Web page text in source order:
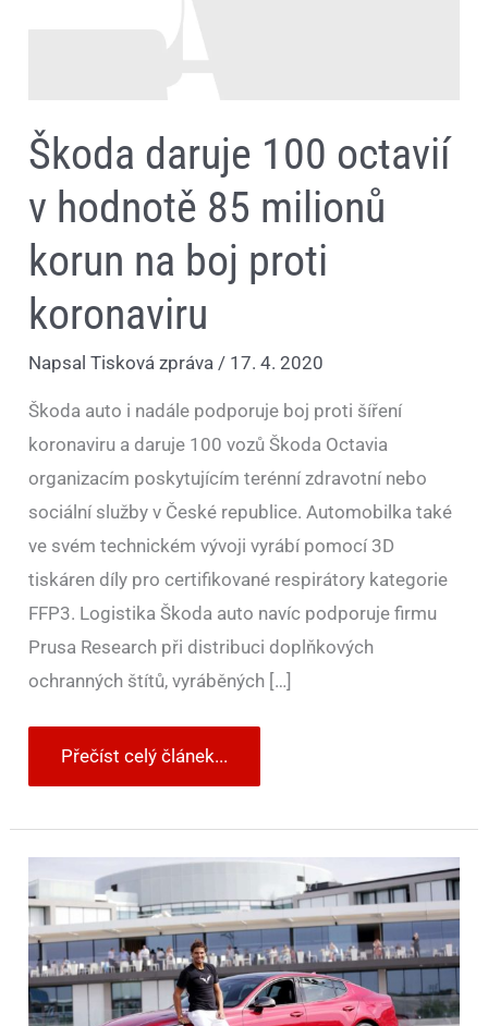
Škoda daruje 100 octavií
v hodnotě 85 milionů
korun na boj proti
koronaviru
NapsalTisková zpráva/ 17. 4. 2020
Škoda auto i nadále podporuje boj proti šíření
koronaviru a daruje 100 vozů Škoda Octavia
organizacím poskytujícím terénní zdravotní nebo
sociální služby v České republice. Automobilka také
ve svém technickém vývoji vyrábí pomocí 3D
tiskáren díly pro certifikované respirátory kategorie
FFP3. Logistika Škoda auto navíc podporuje firmu
Prusa Research při distribuci doplňkových
ochranných štítů, vyráběných […]
Přečíst celý článek...
Rafael
Nadal
bude
jezdit
nejvýkonnějším
modelem
Kia
Stinger